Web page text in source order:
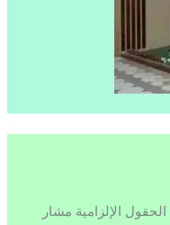
الحقول الإلزامية مشار